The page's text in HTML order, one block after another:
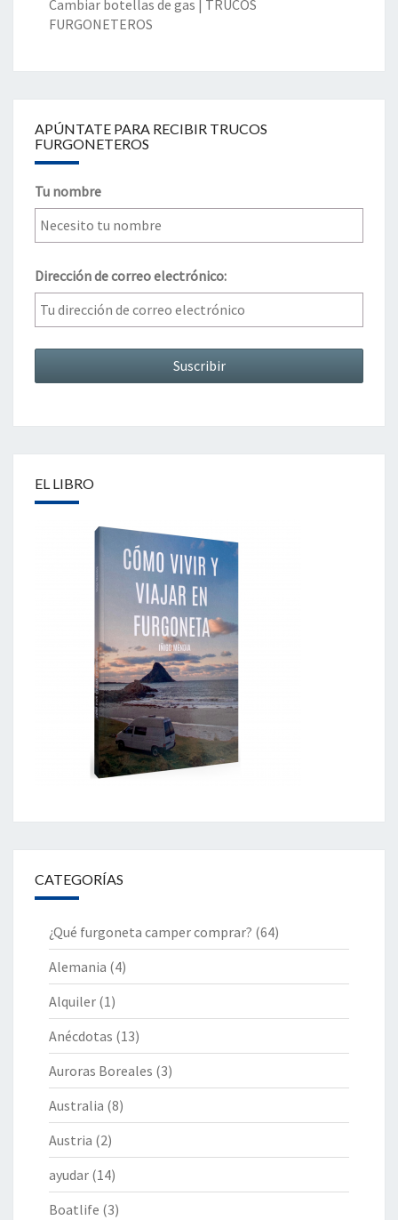
Cambiar botellas de gas | TRUCOS
FURGONETEROS
APÚNTATE PARA RECIBIR TRUCOS
FURGONETEROS
Tu nombre
Dirección de correo electrónico:
EL LIBRO
CATEGORÍAS
¿Qué furgoneta camper comprar? (64)
Alemania (4)
Alquiler (1)
Anécdotas (13)
Auroras Boreales (3)
Australia (8)
Austria (2)
ayudar (14)
Boatlife (3)